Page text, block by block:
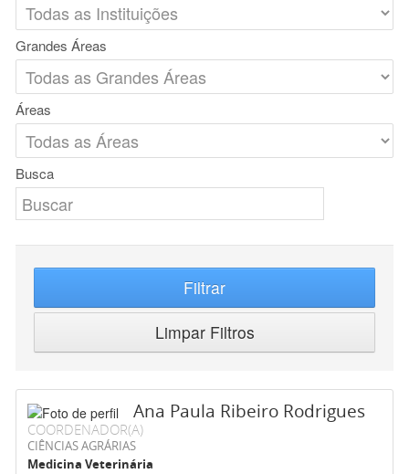
Grandes Áreas
Áreas
Busca
Filtrar
Limpar Filtros
Ana Paula Ribeiro Rodrigues
COORDENADOR(A)
CIÊNCIAS AGRÁRIAS
Medicina Veterinária